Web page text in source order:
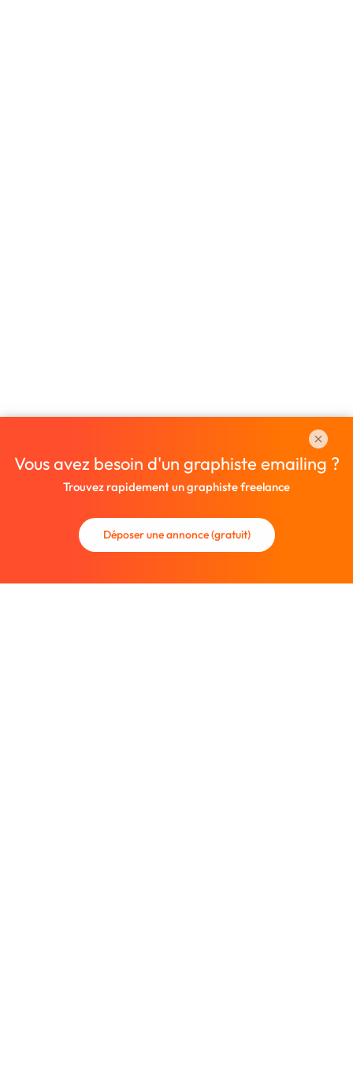
Vous avez besoin d'un graphiste emailing ?
Trouvez rapidement un graphiste freelance
Déposer une annonce (gratuit)